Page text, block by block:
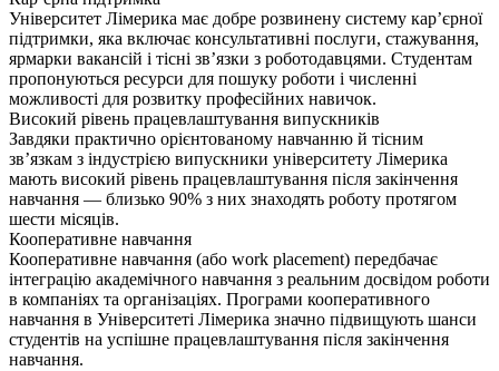
Університет Лімерика має добре розвинену систему кар’єрної
підтримки, яка включає консультативні послуги, стажування,
ярмарки вакансій і тісні зв’язки з роботодавцями. Студентам
пропонуються ресурси для пошуку роботи і численні
можливості для розвитку професійних навичок.
Високий рівень працевлаштування випускників
Завдяки практично орієнтованому навчанню й тісним
зв’язкам з індустрією випускники університету Лімерика
мають високий рівень працевлаштування після закінчення
навчання — близько 90% з них знаходять роботу протягом
шести місяців.
Кооперативне навчання
Кооперативне навчання (або work placement) передбачає
інтеграцію академічного навчання з реальним досвідом роботи
в компаніях та організаціях. Програми кооперативного
навчання в Університеті Лімерика значно підвищують шанси
студентів на успішне працевлаштування після закінчення
навчання.